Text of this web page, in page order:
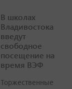
В школах
Владивостока
введут
свободное
посещение на
время ВЭФ
Торжественные